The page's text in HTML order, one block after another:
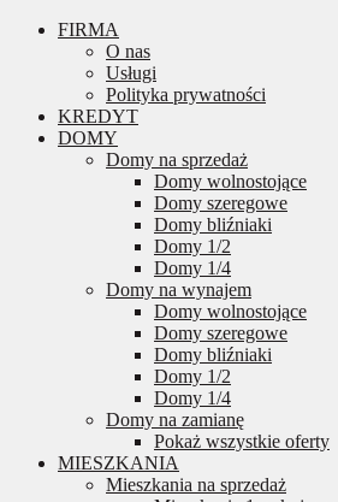
FIRMA
O nas
Usługi
Polityka prywatności
KREDYT
DOMY
Domy na sprzedaż
Domy wolnostojące
Domy szeregowe
Domy bliźniaki
Domy 1/2
Domy 1/4
Domy na wynajem
Domy wolnostojące
Domy szeregowe
Domy bliźniaki
Domy 1/2
Domy 1/4
Domy na zamianę
Pokaż wszystkie oferty
MIESZKANIA
Mieszkania na sprzedaż